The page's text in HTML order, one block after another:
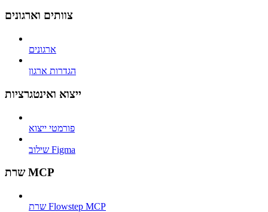
צוותים וארגונים
ארגונים
הגדרות ארגון
ייצוא ואינטגרציות
פורמטי ייצוא
שילוב Figma
שרת MCP
שרת Flowstep MCP